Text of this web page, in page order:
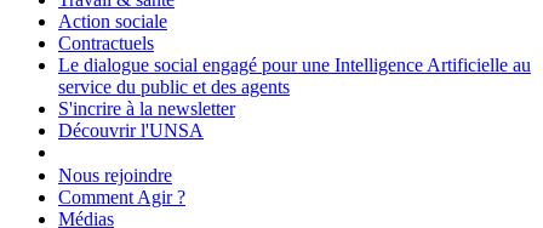
Action sociale
Contractuels
Le dialogue social engagé pour une Intelligence Artificielle au
service du public et des agents
S'incrire à la newsletter
Découvrir l'UNSA
Nous rejoindre
Comment Agir ?
Médias